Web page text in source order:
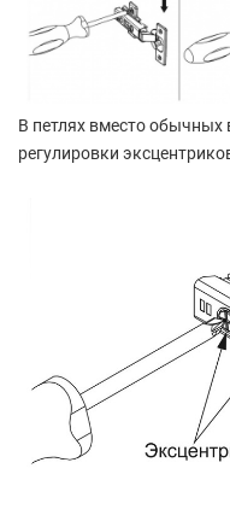
В петлях вместо обычных
регулировки